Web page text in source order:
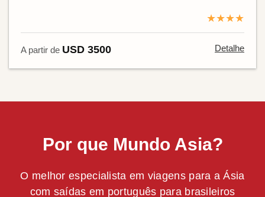
★★★★
A partir de USD 3500 Detalhe
Por que Mundo Asia?
O melhor especialista em viagens para a Ásia
com saídas em português para brasileiros